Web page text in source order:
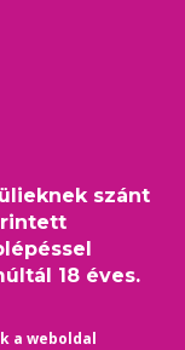
szánt
18 éves.
a weboldal
coming out